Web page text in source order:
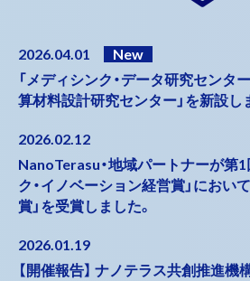
2026.04.01
「メディシンク・データ研究センタ
算材料設計研究センター」を新設し
2026.02.12
NanoTerasu・地域パートナーが第1
ク・イノベーション経営賞」におい
賞」を受賞しました。
2026.01.19
【開催報告】 ナノテラス共創推進